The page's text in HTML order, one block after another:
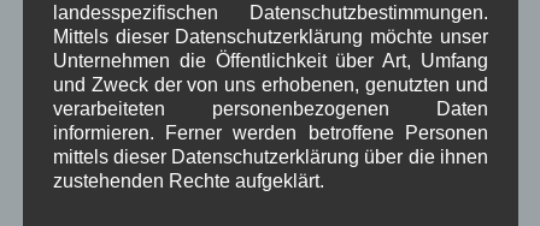
Aushang Rathaus,Dorferneuerung,in Wallgau
Dorferneuerung ,Gesundheit,Verkehr,Vorstand Dorferneuerung
Jahreshauptversammlung der
Feuerwehr
landesspezifischen Datenschutzbestimmungen.
Mittels dieser Datenschutzerklärung möchte unser
Unternehmen die Öffentlichkeit über Art, Umfang
und Zweck der von uns erhobenen, genutzten und
verarbeiteten personenbezogenen Daten
informieren. Ferner werden betroffene Personen
mittels dieser Datenschutzerklärung über die ihnen
zustehenden Rechte aufgeklärt.